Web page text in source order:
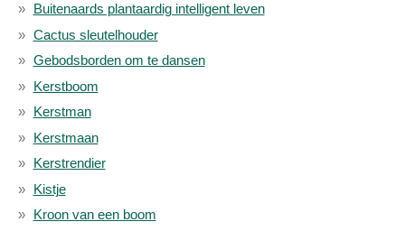
Buitenaards plantaardig intelligent leven
Cactus sleutelhouder
Gebodsborden om te dansen
Kerstboom
Kerstman
Kerstmaan
Kerstrendier
Kistje
Kroon van een boom